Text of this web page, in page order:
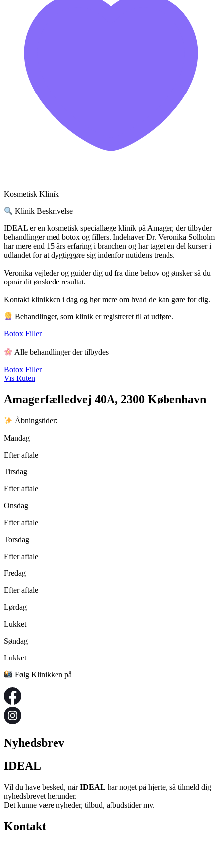
Kosmetisk Klinik
Klinik Beskrivelse
IDEAL er en kosmetisk speciallæge klinik på Amager, der tilbyder
behandlinger med botox og fillers. Indehaver Dr. Veronika Solholm
har mere end 15 års erfaring i branchen og har taget en del kurser i
udlandet for at dygtiggøre sig indenfor nutidens trends.
Veronika vejleder og guider dig ud fra dine behov og ønsker så du
opnår dit ønskede resultat.
Kontakt klinikken i dag og hør mere om hvad de kan gøre for dig.
Behandlinger, som klinik er registreret til at udføre.
Botox Filler
Alle behandlinger der tilbydes
Botox Filler
Vis Ruten
Amagerfælledvej 40A, 2300 København
Åbningstider:
Mandag
Efter aftale
Tirsdag
Efter aftale
Onsdag
Efter aftale
Torsdag
Efter aftale
Fredag
Efter aftale
Lørdag
Lukket
Søndag
Lukket
Følg Klinikken på
Nyhedsbrev
IDEAL
Vil du have besked, nårIDEAL har noget på hjerte, så tilmeld dig
nyhedsbrevet herunder.
Det kunne være nyheder, tilbud, afbudstider mv.
Kontakt